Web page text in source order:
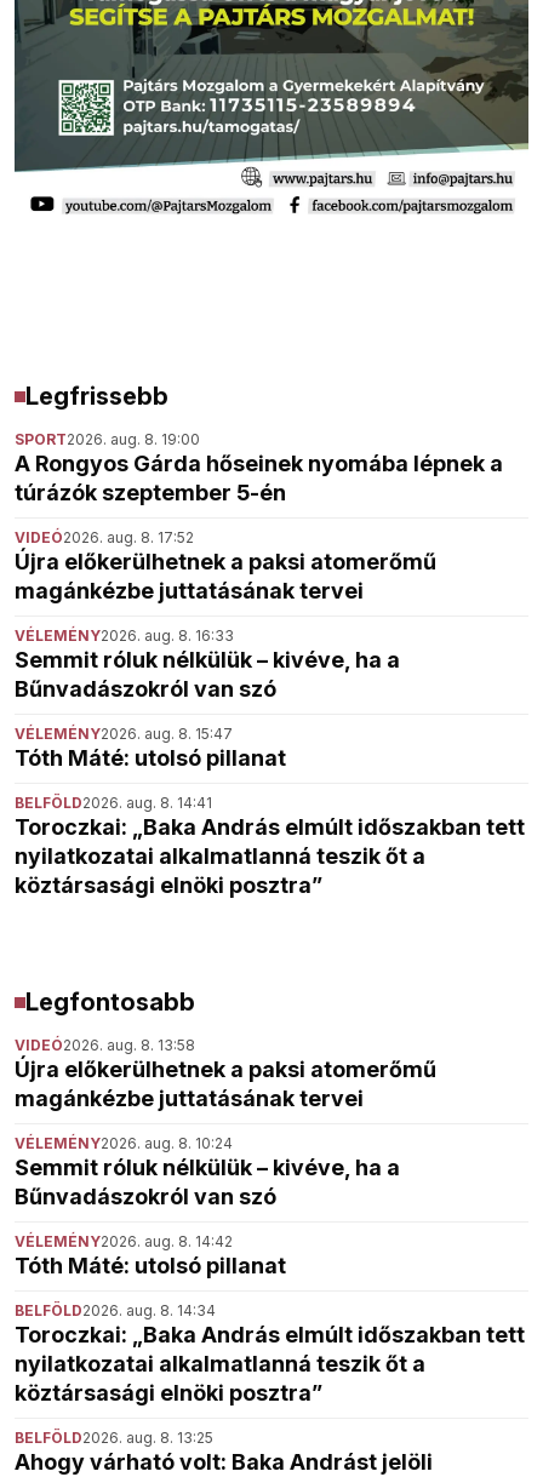
Legfrissebb
SPORT2026. aug. 8. 19:00
A Rongyos Gárda hőseinek nyomába lépnek a
túrázók szeptember 5-én
VIDEÓ2026. aug. 8. 17:52
Újra előkerülhetnek a paksi atomerőmű
magánkézbe juttatásának tervei
VÉLEMÉNY2026. aug. 8. 16:33
Semmit róluk nélkülük – kivéve, ha a
Bűnvadászokról van szó
VÉLEMÉNY2026. aug. 8. 15:47
Tóth Máté: utolsó pillanat
BELFÖLD2026. aug. 8. 14:41
Toroczkai: „Baka András elmúlt időszakban tett
nyilatkozatai alkalmatlanná teszik őt a
köztársasági elnöki posztra”
Legfontosabb
VIDEÓ2026. aug. 8. 13:58
Újra előkerülhetnek a paksi atomerőmű
magánkézbe juttatásának tervei
VÉLEMÉNY2026. aug. 8. 10:24
Semmit róluk nélkülük – kivéve, ha a
Bűnvadászokról van szó
VÉLEMÉNY2026. aug. 8. 14:42
Tóth Máté: utolsó pillanat
BELFÖLD2026. aug. 8. 14:34
Toroczkai: „Baka András elmúlt időszakban tett
nyilatkozatai alkalmatlanná teszik őt a
köztársasági elnöki posztra”
BELFÖLD2026. aug. 8. 13:25
Ahogy várható volt: Baka Andrást jelöli